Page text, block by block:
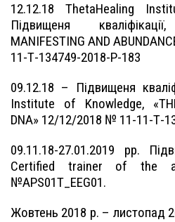
12.12.18 ThetaHealing
Підвищеня
MANIFESTING AND
11-Т-134749-2018-Р-183
09.12.18 – Підвищеня
Institute of Knowledge,
DNA» 12/12/2018 № 11-11-Т-
09.11.18-27.01.2019 рр.
Certified trainer of the
№APS01T_EEG01.
Жовтень 2018 р. – листопад